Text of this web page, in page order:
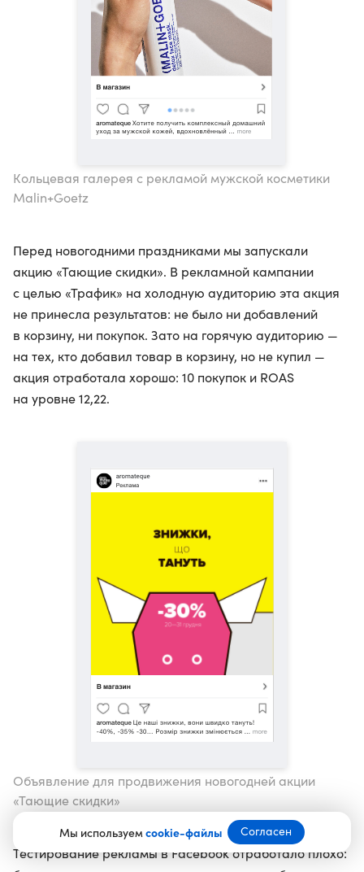
Мы используемcookie-файлы Согласен
Кольцевая галерея с рекламой мужской косметики
Malin+Goetz
Перед новогодними праздниками мы запускали
акцию «Тающие скидки». В рекламной кампании
с целью «Трафик» на холодную аудиторию эта акция
не принесла результатов: не было ни добавлений
в корзину, ни покупок. Зато на горячую аудиторию —
на тех, кто добавил товар в корзину, но не купил —
акция отработала хорошо: 10 покупок и ROAS
на уровне 12,22.
Объявление для продвижения новогодней акции
«Тающие скидки»
Тестирование рекламы в Facebook отработало плохо: